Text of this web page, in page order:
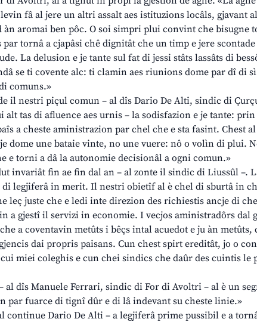
fâ al jere un altri assalt aes istituzions locâls, gjavant
àn aromai ben pôc. O soi simpri plui convint che bisugne
tornâ a cjapâsi chê dignitât che un timp e jere scontade
La delusion e je tante sul fat di jessi stâts lassâts di
se ti covente alc: ti clamin aes riunions dome par dî di
comuns.»
il nestri piçul comun – al dîs Dario De Alti, sindic di
tas di afluence aes urnis – la sodisfazion e je tante:
a cheste aministrazion par chel che e sta fasint. Chest
dome une bataie vinte, no une vuere: nô o volìn di plui.
e torni a dâ la autonomie decisionâl a ogni comun.»
invariât fin ae fin dal an – al zonte il sindic di Liussûl –.
di legjiferâ in merit. Il nestri obietîf al è chel di sburtâ in
leç juste che e ledi inte direzion des richiestis ancje di
a gjestî il servizi in economie. I vecjos aministradôrs dal
a coventavin metûts i bêçs intal acuedot e ju àn metûts,
dai propris paisans. Cun chest spirt ereditât, jo o
miei coleghis e cun chei sindics che daûr des cuintis le
al dîs Manuele Ferrari, sindic di For di Avoltri – al è un
par fuarce di tignî dûr e di lâ indevant su cheste linie.»
continue Dario De Alti – a legjiferâ prime pussibil e a